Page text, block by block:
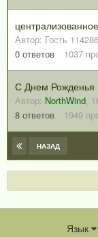
Автор: Гость
0 ответов 1037
С Днем Рожденья
Автор: NorthWind,
8 ответов 1949
НАЗАД
Язык